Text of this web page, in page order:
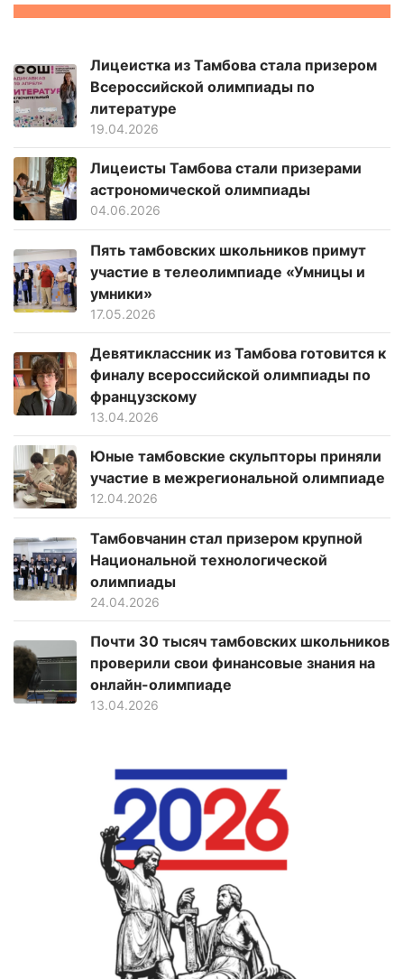
Лицеистка из Тамбова стала призером
Всероссийской олимпиады по
литературе
19.04.2026
Лицеисты Тамбова стали призерами
астрономической олимпиады
04.06.2026
Пять тамбовских школьников примут
участие в телеолимпиаде «Умницы и
умники»
17.05.2026
Девятиклассник из Тамбова готовится к
финалу всероссийской олимпиады по
французскому
13.04.2026
Юные тамбовские скульпторы приняли
участие в межрегиональной олимпиаде
12.04.2026
Тамбовчанин стал призером крупной
Национальной технологической
олимпиады
24.04.2026
Почти 30 тысяч тамбовских школьников
проверили свои финансовые знания на
онлайн-олимпиаде
13.04.2026